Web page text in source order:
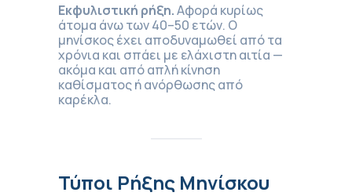
Εκφυλιστική ρήξη.Αφορά κυρίως
άτομα άνω των 40–50 ετών. Ο
μηνίσκος έχει αποδυναμωθεί από τα
χρόνια και σπάει με ελάχιστη αιτία —
ακόμα και από απλή κίνηση
καθίσματος ή ανόρθωσης από
καρέκλα.
Τύποι Ρήξης Μηνίσκου